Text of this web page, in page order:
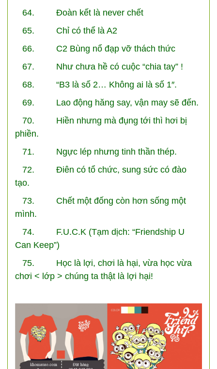
64. Đoàn kết là never chết
65. Chỉ có thể là A2
66. C2 Bùng nổ đạp vỡ thách thức
67. Như chưa hề có cuộc “chia tay” !
68. “B3 là số 2… Không ai là số 1″.
69. Lao động hăng say, vận may sẽ đến.
70. Hiền nhưng mà đụng tới thì hơi bị
phiền.
71. Ngực lép nhưng tinh thần thép.
72. Điên có tổ chức, sung sức có đào
tạo.
73. Chết một đống còn hơn sống một
mình.
74. F.U.C.K (Tạm dịch: “Friendship U
Can Keep”)
75. Học là lợi, chơi là hại, vừa học vừa
chơi < lớp > chúng ta thật là lợi hại!